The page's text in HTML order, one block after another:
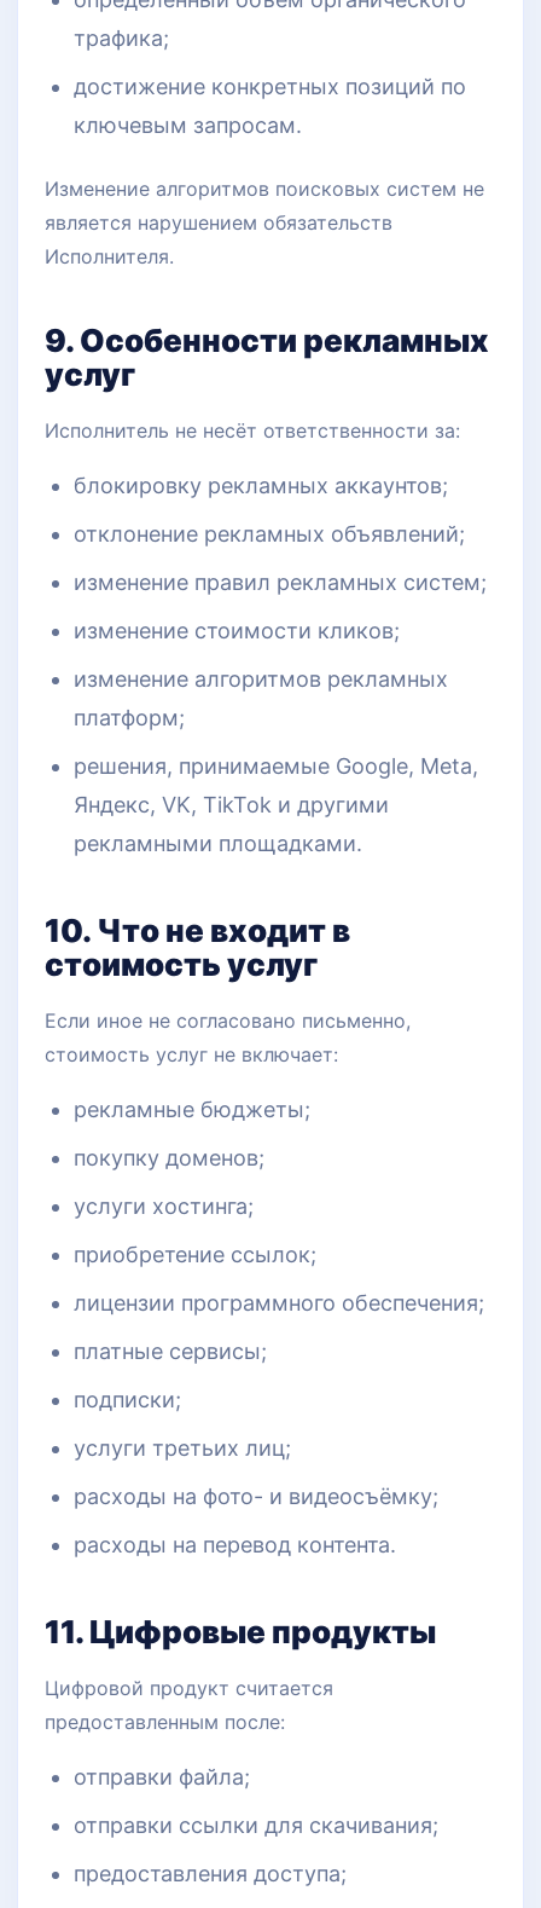
трафика;
достижение конкретных позиций по
ключевым запросам.
Изменение алгоритмов поисковых систем не
является нарушением обязательств
Исполнителя.
9. Особенности рекламных
услуг
Исполнитель не несёт ответственности за:
блокировку рекламных аккаунтов;
отклонение рекламных объявлений;
изменение правил рекламных систем;
изменение стоимости кликов;
изменение алгоритмов рекламных
платформ;
решения, принимаемые Google, Meta,
Яндекс, VK, TikTok и другими
рекламными площадками.
10. Что не входит в
стоимость услуг
Если иное не согласовано письменно,
стоимость услуг не включает:
рекламные бюджеты;
покупку доменов;
услуги хостинга;
приобретение ссылок;
лицензии программного обеспечения;
платные сервисы;
подписки;
услуги третьих лиц;
расходы на фото- и видеосъёмку;
расходы на перевод контента.
11. Цифровые продукты
Цифровой продукт считается
предоставленным после:
отправки файла;
отправки ссылки для скачивания;
предоставления доступа;